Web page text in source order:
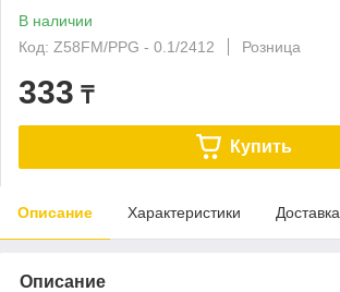
В наличии
Код: Z58FM/PPG - 0.1/2412
Розница
333 ₸
Купить
Описание Характеристики Доставка
Описание